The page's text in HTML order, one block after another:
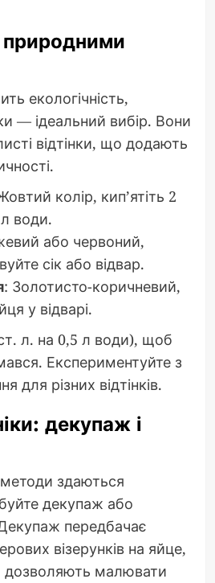
екологічність,
— ідеальний вибір. Вони
відтінки, що додають
колір, кип’ятіть 2
води.
або червоний,
сік або відвар.
: Золотисто-коричневий,
у відварі.
л. на 0,5 л води), щоб
Експериментуйте з
для різних відтінків.
декупаж і
здаються
декупаж або
передбачає
візерунків на яйце,
дозволяють малювати